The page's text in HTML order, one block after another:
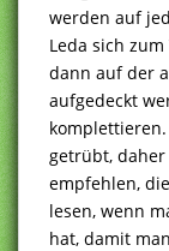
werden auf
Leda sich
dann auf der
aufgedeckt
getrübt,
empfehlen,
lesen, wenn
hat, damit